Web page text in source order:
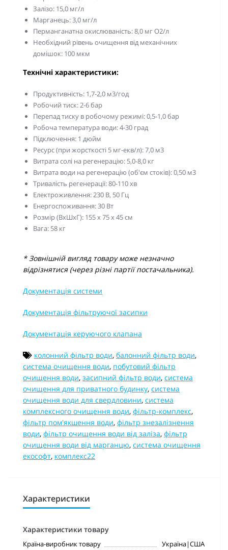
Залізо: 15,0 мг/л
Марганець: 3,0 мг/л
Перманганатна окислюваність: 8,0 мг О2/л
Необхідний рівень очищення від механічних
домішок: 100 мкм
Технічні характеристики:
Продуктивність: 1,7-2,0 м3/год
Робочий тиск: 2-6 бар
Перепад тиску в робочому режимі: 0,5-1,0 бар
Робоча температура води: 4-30 град
Підключення: 1 дюйм
Ресурс (при жорсткості 5 мг-екв/л): 7,0 м3
Витрата солі на регенерацію: 5,0-8,0 кг
Витрата води на регенерацію (об'єм стоків): 0,50 м3
Тривалість регенерації: 80-110 хв
Електроживлення: 230 В, 50 Гц
Енергоспоживання: 30 Вт
Розмір (ВхШхГ): 155 х 75 х 45 см
Вага: 58 кг
* Зовнішній вигляд товару може незначно
відрізнятися (через різні партії постачальника).
Документація системи
Документація фільтруючої засипки
Документація керуючого клапана
колонний фільтр води, балонний фільтр води,
система очищення води, побутовий фільтр
очищення води, засипний фільтр води, система
очищення для приватного будинку, система
очищення води для свердловини, система
комплексного очищення води, фільтр-комплекс,
фільтр пом'якшення води, фільтр знезалізнення
води, фільтр очищення води від заліза, фільтр
очищення води від марганцю, система очищення
екософт, комплекс22
Характеристики
Характеристики товару
Країна-виробник товару
Україна|США